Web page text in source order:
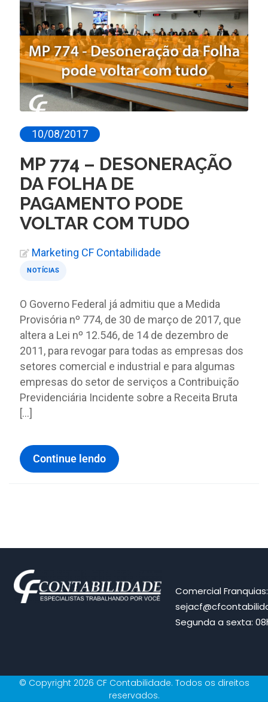
10/08/2017
MP 774 – DESONERAÇÃO
DA FOLHA DE
PAGAMENTO PODE
VOLTAR COM TUDO
Marketing CF Contabilidade
NOTÍCIAS
O Governo Federal já admitiu que a Medida
Provisória nº 774, de 30 de março de 2017, que
altera a Lei nº 12.546, de 14 de dezembro de
2011, para revogar para todas as empresas dos
setores comercial e industrial e para algumas
empresas do setor de serviços a Contribuição
Previdenciária Incidente sobre a Receita Bruta
[…]
Continue lendo
Comercial
Segunda a sexta:
© Copyright 2026 CF Contabilidade. Todos os direitos
reservados.